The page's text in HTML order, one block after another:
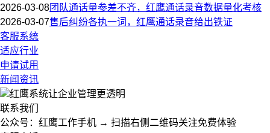
2026-03-08团队通话量参差不齐，红鹰通话录音数据量化考核
2026-03-07售后纠纷各执一词，红鹰通话录音给出铁证
客服系统
适应行业
申请试用
新闻资讯
红鹰系统让企业管理更透明
联系我们
公众号：红鹰工作手机 → 扫描右侧二维码关注免费体验